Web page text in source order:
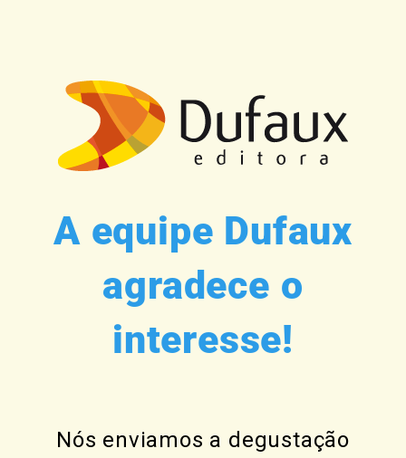
A equipe Dufaux
agradece o
interesse!
Nós enviamos a degustação